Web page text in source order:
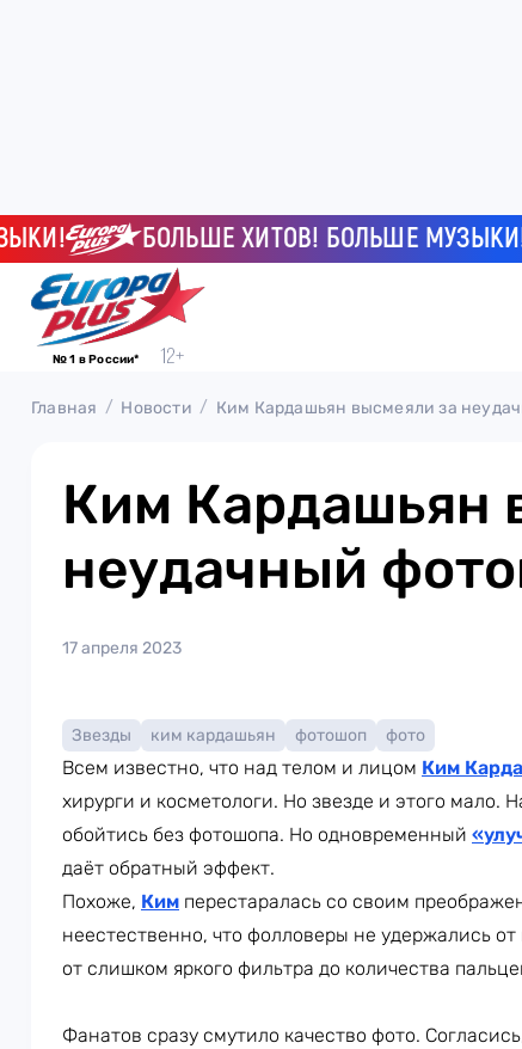
БОЛЬШЕ ХИТОВ! БОЛЬШЕ МУЗЫКИ!
№ 1 в России*
Главная Новости Ким Кардашьян высмеяли за
Ким Кардашьян
неудачный
17 апреля 2023
Звезды ким кардашьян фотошоп фото
Всем известно, что над телом и лицом Ким
хирурги и косметологи. Но звезде и этого мало.
обойтись без фотошопа. Но одновременный
даёт обратный эффект.
Похоже, Ким перестаралась со своим
неестественно, что фолловеры не удержались
от слишком яркого фильтра до количества
Фанатов сразу смутило качество фото.